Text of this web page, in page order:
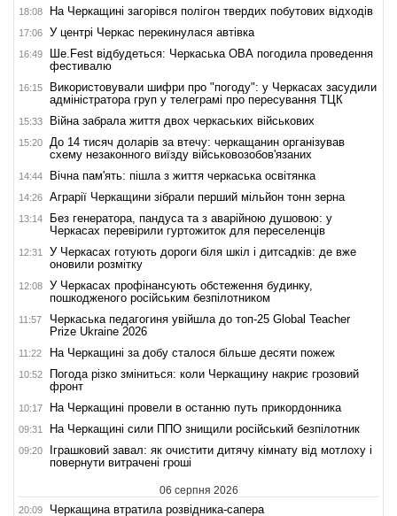
18:08 На Черкащині загорівся полігон твердих побутових відходів
17:06 У центрі Черкас перекинулася автівка
16:49
Ше.Fest відбудеться: Черкаська ОВА погодила проведення
фестивалю
16:15
Використовували шифри про "погоду": у Черкасах засудили
адміністратора груп у телеграмі про пересування ТЦК
15:33 Війна забрала життя двох черкаських військових
15:20
До 14 тисяч доларів за втечу: черкащанин організував
схему незаконного виїзду військовозобов'язаних
14:44 Вічна пам'ять: пішла з життя черкаська освітянка
14:26 Аграрії Черкащини зібрали перший мільйон тонн зерна
13:14
Без генератора, пандуса та з аварійною душовою: у
Черкасах перевірили гуртожиток для переселенців
12:31
У Черкасах готують дороги біля шкіл і дитсадків: де вже
оновили розмітку
12:08
У Черкасах профінансують обстеження будинку,
пошкодженого російським безпілотником
11:57
Черкаська педагогиня увійшла до топ-25 Global Teacher
Prize Ukraine 2026
11:22 На Черкащині за добу сталося більше десяти пожеж
10:52
Погода різко зміниться: коли Черкащину накриє грозовий
фронт
10:17 На Черкащині провели в останню путь прикордонника
09:31 На Черкащині сили ППО знищили російський безпілотник
09:20
Іграшковий завал: як очистити дитячу кімнату від мотлоху і
повернути витрачені гроші
06 серпня 2026
20:09 Черкащина втратила розвідника-сапера